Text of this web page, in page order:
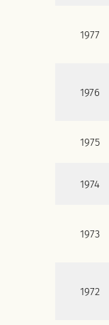
1977
1976
1975
1974
1973
1972